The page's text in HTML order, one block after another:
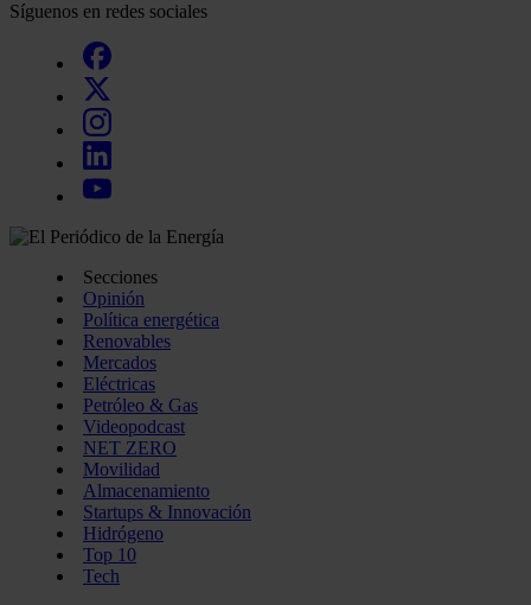
Síguenos en redes sociales
Secciones
Opinión
Política energética
Renovables
Mercados
Eléctricas
Petróleo & Gas
Videopodcast
NET ZERO
Movilidad
Almacenamiento
Startups & Innovación
Hidrógeno
Top 10
Tech